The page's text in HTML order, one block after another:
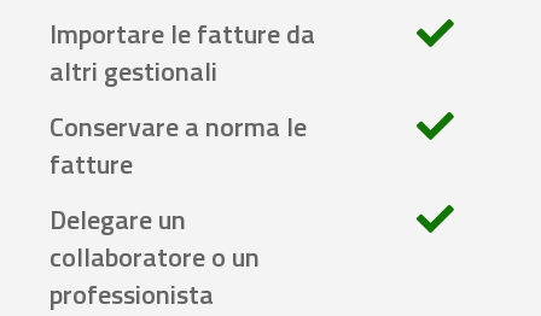
Importare le fatture da
altri gestionali
Conservare a norma le
fatture
Delegare un
collaboratore o un
professionista